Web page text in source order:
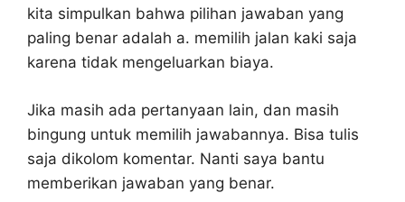
kita simpulkan bahwa pilihan jawaban yang
paling benar adalah a. memilih jalan kaki saja
karena tidak mengeluarkan biaya.
Jika masih ada pertanyaan lain, dan masih
bingung untuk memilih jawabannya. Bisa tulis
saja dikolom komentar. Nanti saya bantu
memberikan jawaban yang benar.